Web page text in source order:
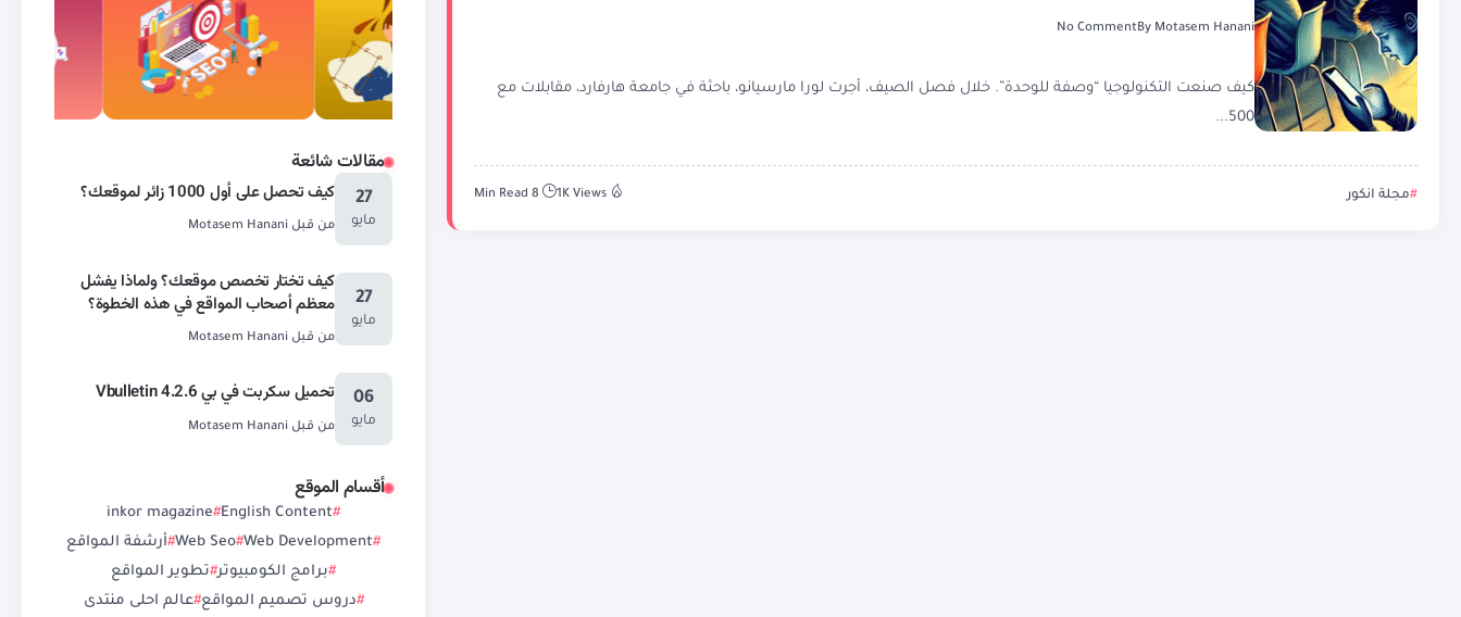
By Motasem Hanani
No Comment
كيف صنعت التكنولوجيا “وصفة للوحدة”. خلال فصل الصيف، أجرت لورا مارسيانو، باحثة في جامعة هارفارد، مقابلات مع
500...
مجلة انكور 1K Views
8 Min Read
مقالات شائعة
27
مايو
كيف تحصل على أول 1000 زائر لموقعك؟
من قبل Motasem Hanani
27
مايو
كيف تختار تخصص موقعك؟ ولماذا يفشل
معظم أصحاب المواقع في هذه الخطوة؟
من قبل Motasem Hanani
06
مايو
تحميل سكربت في بي Vbulletin 4.2.6
من قبل Motasem Hanani
أقسام الموقع
English Content
inkor magazine
Web Development
Web Seo أرشفة المواقع
برامج الكومبيوتر تطوير المواقع
دروس تصميم المواقع عالم احلى منتدى